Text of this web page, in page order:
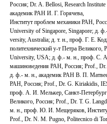
Россия; Dr. A. Bellosi, Research
академик РАН И. Г. Горячева,
Институт проблем механики РАН,
University of Singapore, Singapore; д.
versity, Australia; д. т. н., проф. Г. Е.
политехнический у-т Петра
University, USA; д. ф.‑ м. н., проф. С.
машиноведения РАН, Россия; Prof.,
д. ф.‑ м. н., академик РАН В. П.
РАН, Россия; Prof., Dr. G. Kiriakidis,
проф. А. И. Мелькер, Санкт-
Великого, Россия; Prof., Dr. T. G.
м. н., проф. Ю. И. Мещеряков,
Prof., Dr. N. M. Pugno, Politecnico di